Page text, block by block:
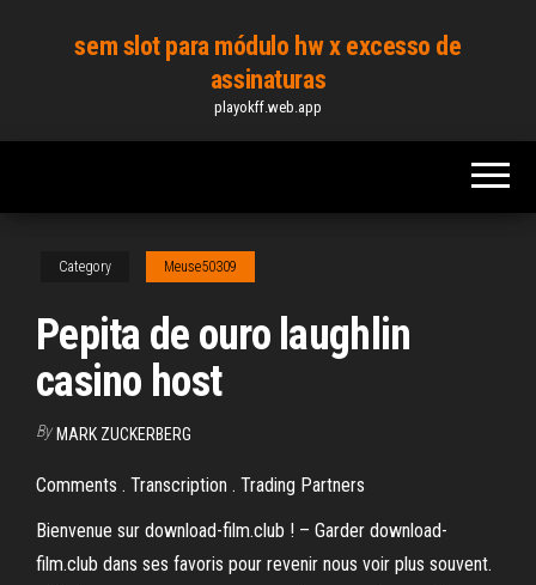
sem slot para módulo hw x excesso de
assinaturas
playokff.web.app
Category Meuse50309
Pepita de ouro laughlin
casino host
By MARK ZUCKERBERG
Comments . Transcription . Trading Partners
Bienvenue sur download-film.club ! – Garder download-
film.club dans ses favoris pour revenir nous voir plus souvent.